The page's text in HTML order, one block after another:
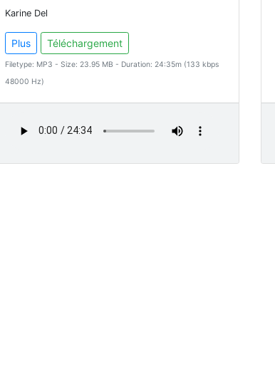
Karine Del
Plus Téléchargement
Filetype: MP3 - Size: 23.95 MB - Duration: 24:35m (133 kbps
48000 Hz)